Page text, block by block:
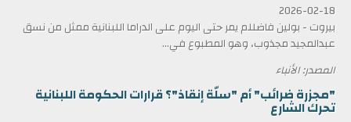
2026-02-18
بيروت - بولين فاضللم يمر حتى اليوم على الدراما اللبنانية ممثل من نسق
عبدالمجيد مجذوب، وهو المطبوع في...
المصدر: الأنباء
"مجزرة ضرائب" أم "سلّة إنقاذ"؟ قرارات الحكومة اللبنانية
تحرك الشارع